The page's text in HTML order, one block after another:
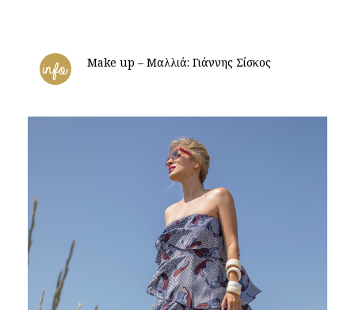
info Make up – Μαλλιά: Γιάννης Σίσκος